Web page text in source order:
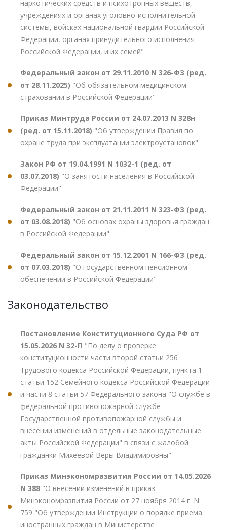
наркотических средств и психотропных веществ,
учреждениях и органах уголовно-исполнительной
системы, войсках национальной гвардии Российской
Федерации, органах принудительного исполнения
Российской Федерации, и их семей"
Федеральный закон от 29.11.2010 N 326-ФЗ (ред.
от 28.11.2025) "Об обязательном медицинском
страховании в Российской Федерации"
Приказ Минтруда России от 24.07.2013 N 328н
(ред. от 15.11.2018) "Об утверждении Правил по
охране труда при эксплуатации электроустановок"
Закон РФ от 19.04.1991 N 1032-1 (ред. от
03.07.2018) "О занятости населения в Российской
Федерации"
Федеральный закон от 21.11.2011 N 323-ФЗ (ред.
от 03.08.2018) "Об основах охраны здоровья граждан
в Российской Федерации"
Федеральный закон от 15.12.2001 N 166-ФЗ (ред.
от 07.03.2018) "О государственном пенсионном
обеспечении в Российской Федерации"
Законодательство
Постановление Конституционного Суда РФ от
15.05.2026 N 32-П "По делу о проверке
конституционности части второй статьи 256
Трудового кодекса Российской Федерации, пункта 1
статьи 152 Семейного кодекса Российской Федерации
и части 8 статьи 57 Федерального закона "О службе в
федеральной противопожарной службе
Государственной противопожарной службы и
внесении изменений в отдельные законодательные
акты Российской Федерации" в связи с жалобой
гражданки Михеевой Веры Владимировны"
Приказ Минэкономразвития России от 14.05.2026
N 388 "О внесении изменений в приказ
Минэкономразвития России от 27 ноября 2014 г. N
759 "Об утверждении Инструкции о порядке приема
иностранных граждан в Министерстве